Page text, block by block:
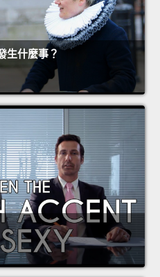
生什麼事？